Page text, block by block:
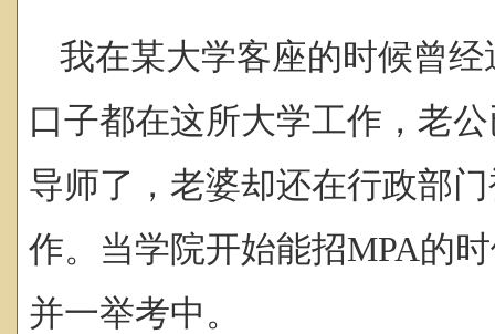
我在某大学客座的时候曾
口子都在这所大学工作，老
导师了，老婆却还在行政部
作。当学院开始能招MPA的
并一举考中。